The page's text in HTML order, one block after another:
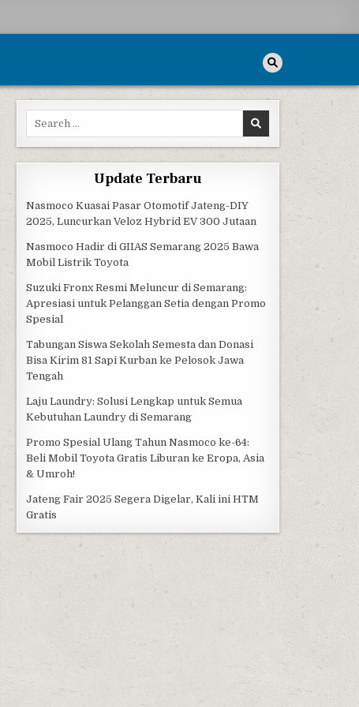
Search for:
Update Terbaru
Nasmoco Kuasai Pasar Otomotif Jateng-DIY
2025, Luncurkan Veloz Hybrid EV 300 Jutaan
Nasmoco Hadir di GIIAS Semarang 2025 Bawa
Mobil Listrik Toyota
Suzuki Fronx Resmi Meluncur di Semarang:
Apresiasi untuk Pelanggan Setia dengan Promo
Spesial
Tabungan Siswa Sekolah Semesta dan Donasi
Bisa Kirim 81 Sapi Kurban ke Pelosok Jawa
Tengah
Laju Laundry: Solusi Lengkap untuk Semua
Kebutuhan Laundry di Semarang
Promo Spesial Ulang Tahun Nasmoco ke-64:
Beli Mobil Toyota Gratis Liburan ke Eropa, Asia
& Umroh!
Jateng Fair 2025 Segera Digelar, Kali ini HTM
Gratis